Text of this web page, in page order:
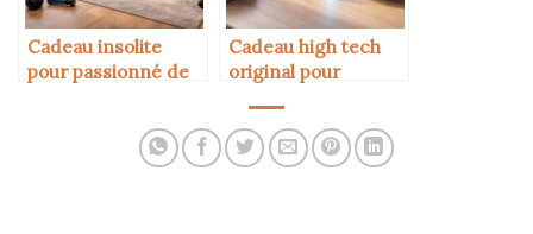
Cadeau insolite
pour passionné de
Cadeau high tech
original pour